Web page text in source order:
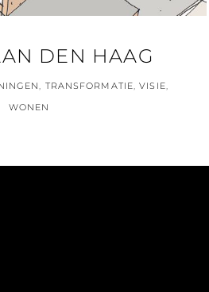
DEN HAAG
, TRANSFORMATIE,VISIE,
WONEN